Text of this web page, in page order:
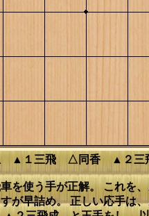
▲１三飛 △同香 ▲２三
を使う手が正解。 これ
が早詰め。 正しい応手